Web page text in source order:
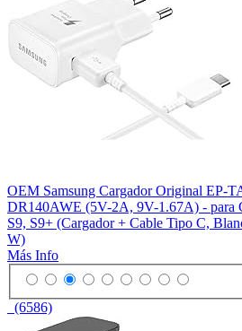
OEM Samsung Cargador Original EP-
DR140AWE (5V-2A, 9V-1.67A) - para
S9, S9+ (Cargador + Cable Tipo C,
W)
Más Info
(6586)